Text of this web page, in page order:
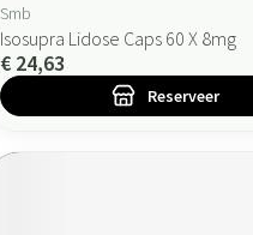
Smb
Isosupra Lidose Caps 60 X 8mg
€ 24,63
Reserveer